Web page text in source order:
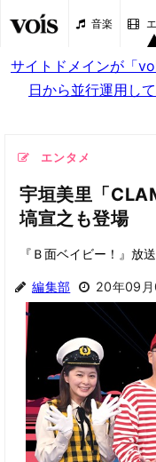
音楽
サイトドメインが「
日から並行運用し
エンタメ
宇垣美里「
塙宣之も登場
『Ｂ面ベイビー！』放
編集部 20年09月